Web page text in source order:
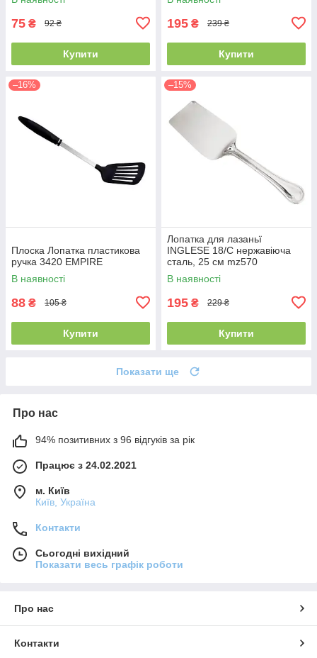
75 ₴ 92 ₴
Купити
195 ₴ 239 ₴
Купити
–16%
Плоска Лопатка пластикова
ручка 3420 EMPIRE
В наявності
88 ₴ 105 ₴
Купити
–15%
Лопатка для лазаньї
INGLESE 18/C нержавіюча
сталь, 25 см mz570
MAZHURA
В наявності
195 ₴ 229 ₴
Купити
Показати ще
Про нас
94% позитивних з 96 відгуків за рік
Працює з 24.02.2021
м. Київ
Київ, Україна
Контакти
Сьогодні вихідний
Показати весь графік роботи
Про нас
Контакти